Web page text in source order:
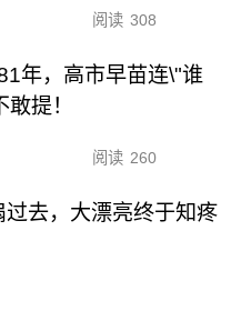
阅读 308
年，高市早苗连\"谁
提！
阅读 260
去，大漂亮终于知疼